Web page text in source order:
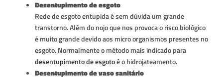
Desentupimento de esgoto
Rede de esgoto entupida é sem dúvida um grande
transtorno. Além do nojo que nos provoca o risco biológico
é muito grande devido aos micro organismos presentes no
esgoto. Normalmente o método mais indicado para
desentupimento de esgotoé o hidrojateamento.
Desentupimento de vaso sanitário